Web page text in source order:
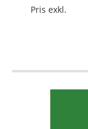
Mått:
Pris exkl.